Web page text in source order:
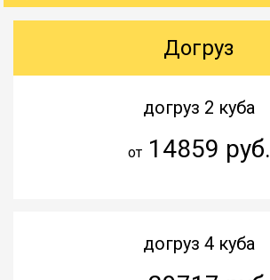
Догруз
догруз 2 куба
от14859 руб.
догруз 4 куба